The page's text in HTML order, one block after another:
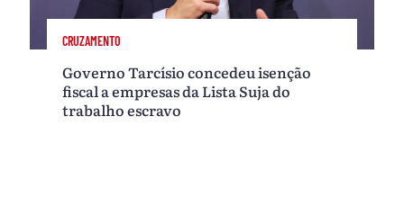
CRUZAMENTO
Governo Tarcísio concedeu isenção
fiscal a empresas da Lista Suja do
trabalho escravo